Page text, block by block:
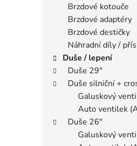
Brzdové kotouče
Brzdové adaptéry
Brzdové destičky
Náhradní díly /
Duše / lepení
Duše 29"
Duše silniční +
Galuskový
Auto ventilek
Duše 26"
Galuskový